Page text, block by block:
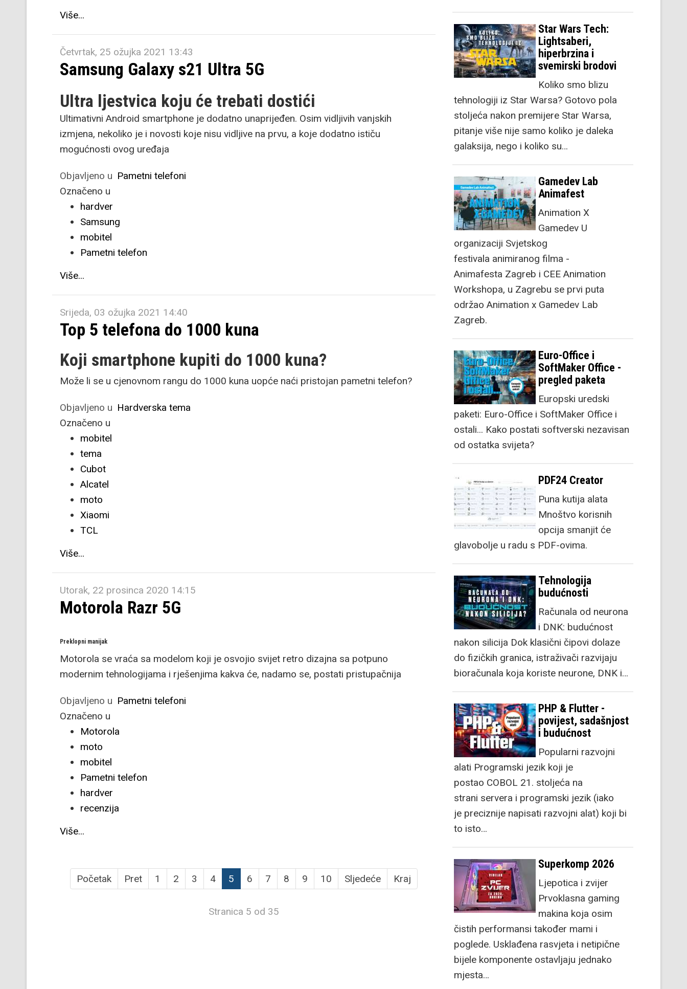
Više...
Četvrtak, 25 ožujka 2021 13:43
Samsung Galaxy s21 Ultra 5G
Ultra ljestvica koju će trebati dostići
Ultimativni Android smartphone je dodatno unaprijeđen. Osim vidljivih vanjskih
izmjena, nekoliko je i novosti koje nisu vidljive na prvu, a koje dodatno ističu
mogućnosti ovog uređaja
Objavljeno u Pametni telefoni
Označeno u
hardver
Samsung
mobitel
Pametni telefon
Više...
Srijeda, 03 ožujka 2021 14:40
Top 5 telefona do 1000 kuna
Koji smartphone kupiti do 1000 kuna?
Može li se u cjenovnom rangu do 1000 kuna uopće naći pristojan pametni telefon?
Objavljeno u Hardverska tema
Označeno u
mobitel
tema
Cubot
Alcatel
moto
Xiaomi
TCL
Više...
Utorak, 22 prosinca 2020 14:15
Motorola Razr 5G
Preklopni manijak
Motorola se vraća sa modelom koji je osvojio svijet retro dizajna sa potpuno
modernim tehnologijama i rješenjima kakva će, nadamo se, postati pristupačnija
Objavljeno u Pametni telefoni
Označeno u
Motorola
moto
mobitel
Pametni telefon
hardver
recenzija
Više...
Početak Pret 1 2 3 4 5 6 7 8 9 10 Sljedeće Kraj
Stranica 5 od 35
Star Wars Tech:
Lightsaberi,
hiperbrzina i
svemirski brodovi
Koliko smo blizu
tehnologiji iz Star Warsa? Gotovo pola
stoljeća nakon premijere Star Warsa,
pitanje više nije samo koliko je daleka
galaksija, nego i koliko su…
Gamedev Lab
Animafest
Animation X
Gamedev U
organizaciji Svjetskog
festivala animiranog filma -
Animafesta Zagreb i CEE Animation
Workshopa, u Zagrebu se prvi puta
održao Animation x Gamedev Lab
Zagreb.
Euro-Office i
SoftMaker Office -
pregled paketa
Europski uredski
paketi: Euro-Office i SoftMaker Office i
ostali... Kako postati softverski nezavisan
od ostatka svijeta?
PDF24 Creator
Puna kutija alata
Mnoštvo korisnih
opcija smanjit će
glavobolje u radu s PDF-ovima.
Tehnologija
budućnosti
Računala od neurona
i DNK: budućnost
nakon silicija Dok klasični čipovi dolaze
do fizičkih granica, istraživači razvijaju
bioračunala koja koriste neurone, DNK i…
PHP & Flutter -
povijest, sadašnjost
i budućnost
Popularni razvojni
alati Programski jezik koji je
postao COBOL 21. stoljeća na
strani servera i programski jezik (iako
je preciznije napisati razvojni alat) koji bi
to isto…
Superkomp 2026
Ljepotica i zvijer
Prvoklasna gaming
makina koja osim
čistih performansi također mami i
poglede. Usklađena rasvjeta i netipične
bijele komponente ostavljaju jednako
mjesta…